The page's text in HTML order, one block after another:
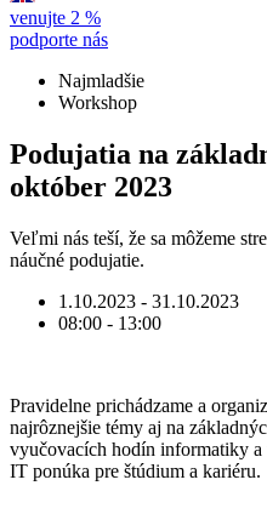
venujte 2 %
podporte nás
Najmladšie
Workshop
Podujatia na
október 2023
Veľmi nás teší, že sa môžeme
náučné podujatie.
1.10.2023 - 31.10.2023
08:00 - 13:00
Pravidelne prichádzame a
najrôznejšie témy aj na
vyučovacích hodín informatiky a
IT ponúka pre štúdium a kariéru.